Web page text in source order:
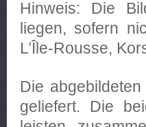
Hinweis: Die
liegen, sofern
L’Île-Rousse,
Die
geliefert. Die